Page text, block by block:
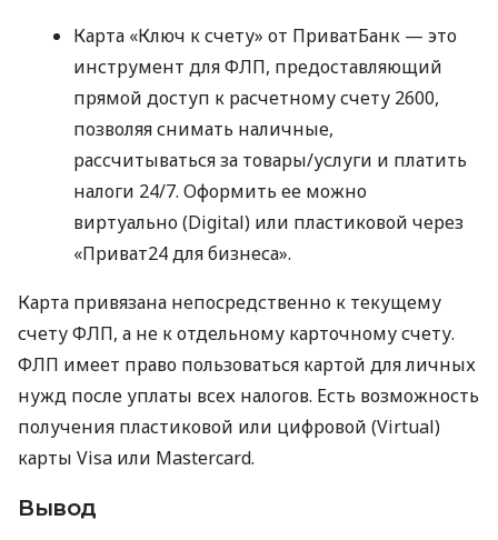
Карта «Ключ к счету» от ПриватБанк — это
инструмент для ФЛП, предоставляющий
прямой доступ к расчетному счету 2600,
позволяя снимать наличные,
рассчитываться за товары/услуги и платить
налоги 24/7. Оформить ее можно
виртуально (Digital) или пластиковой через
«Приват24 для бизнеса».
Карта привязана непосредственно к текущему
счету ФЛП, а не к отдельному карточному счету.
ФЛП имеет право пользоваться картой для личных
нужд после уплаты всех налогов. Есть возможность
получения пластиковой или цифровой (Virtual)
карты Visa или Mastercard.
Вывод